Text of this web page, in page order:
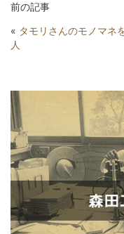
前の記事
« タモリさんのモノマネ
人